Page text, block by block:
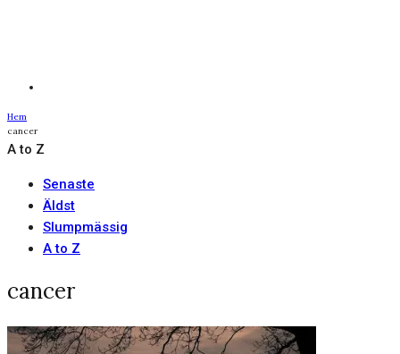
Hem
cancer
A to Z
Senaste
Äldst
Slumpmässig
A to Z
cancer